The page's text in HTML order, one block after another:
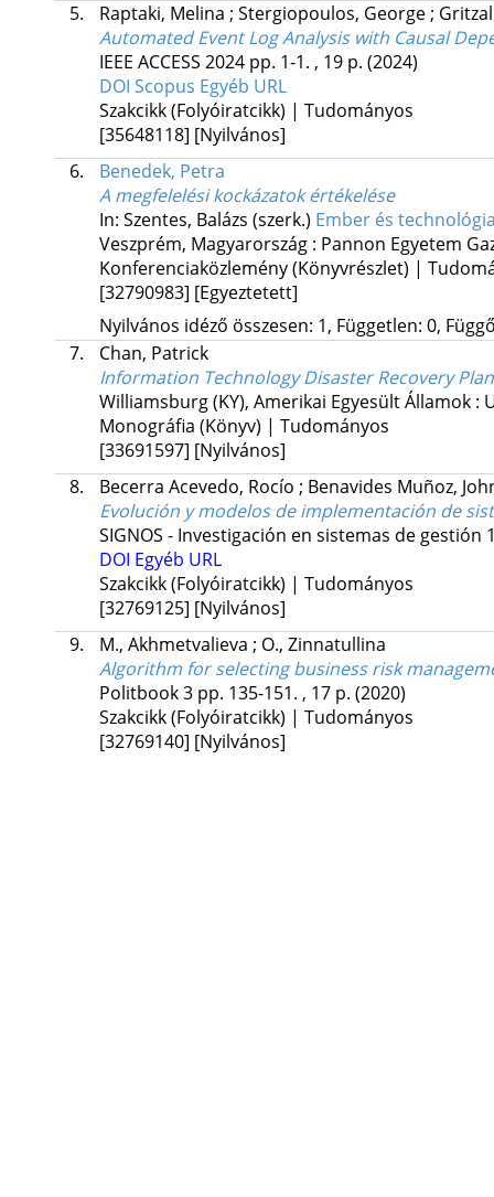
5.
Raptaki, Melina ; Stergiopoulos, George;
Automated Event Log Analysis with Causal
IEEE ACCESS 2024 pp. 1-1. , 19 p. (2024)
DOI Scopus Egyéb URL
Szakcikk (Folyóiratcikk) | Tudományos
[35648118] [Nyilvános]
6.
Benedek, Petra
A megfelelési kockázatok értékelése
In: Szentes, Balázs (szerk.) Ember és
Veszprém, Magyarország : Pannon Egyetem
Konferenciaközlemény (Könyvrészlet) |
[32790983] [Egyeztetett]
Nyilvános idéző összesen: 1, Független: 0,
7.
Chan, Patrick
Information Technology Disaster Recovery
Williamsburg (KY), Amerikai Egyesült Államok :
Monográfia (Könyv) | Tudományos
[33691597] [Nyilvános]
8.
Becerra Acevedo, Rocío ; Benavides Muñoz,
Evolución y modelos de implementación de
SIGNOS - Investigación en sistemas de gestión
DOI Egyéb URL
Szakcikk (Folyóiratcikk) | Tudományos
[32769125] [Nyilvános]
9.
M., Akhmetvalieva ; O., Zinnatullina
Algorithm for selecting business risk
Politbook3 pp. 135-151. , 17 p. (2020)
Szakcikk (Folyóiratcikk) | Tudományos
[32769140] [Nyilvános]